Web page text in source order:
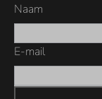
Naam
E-mail